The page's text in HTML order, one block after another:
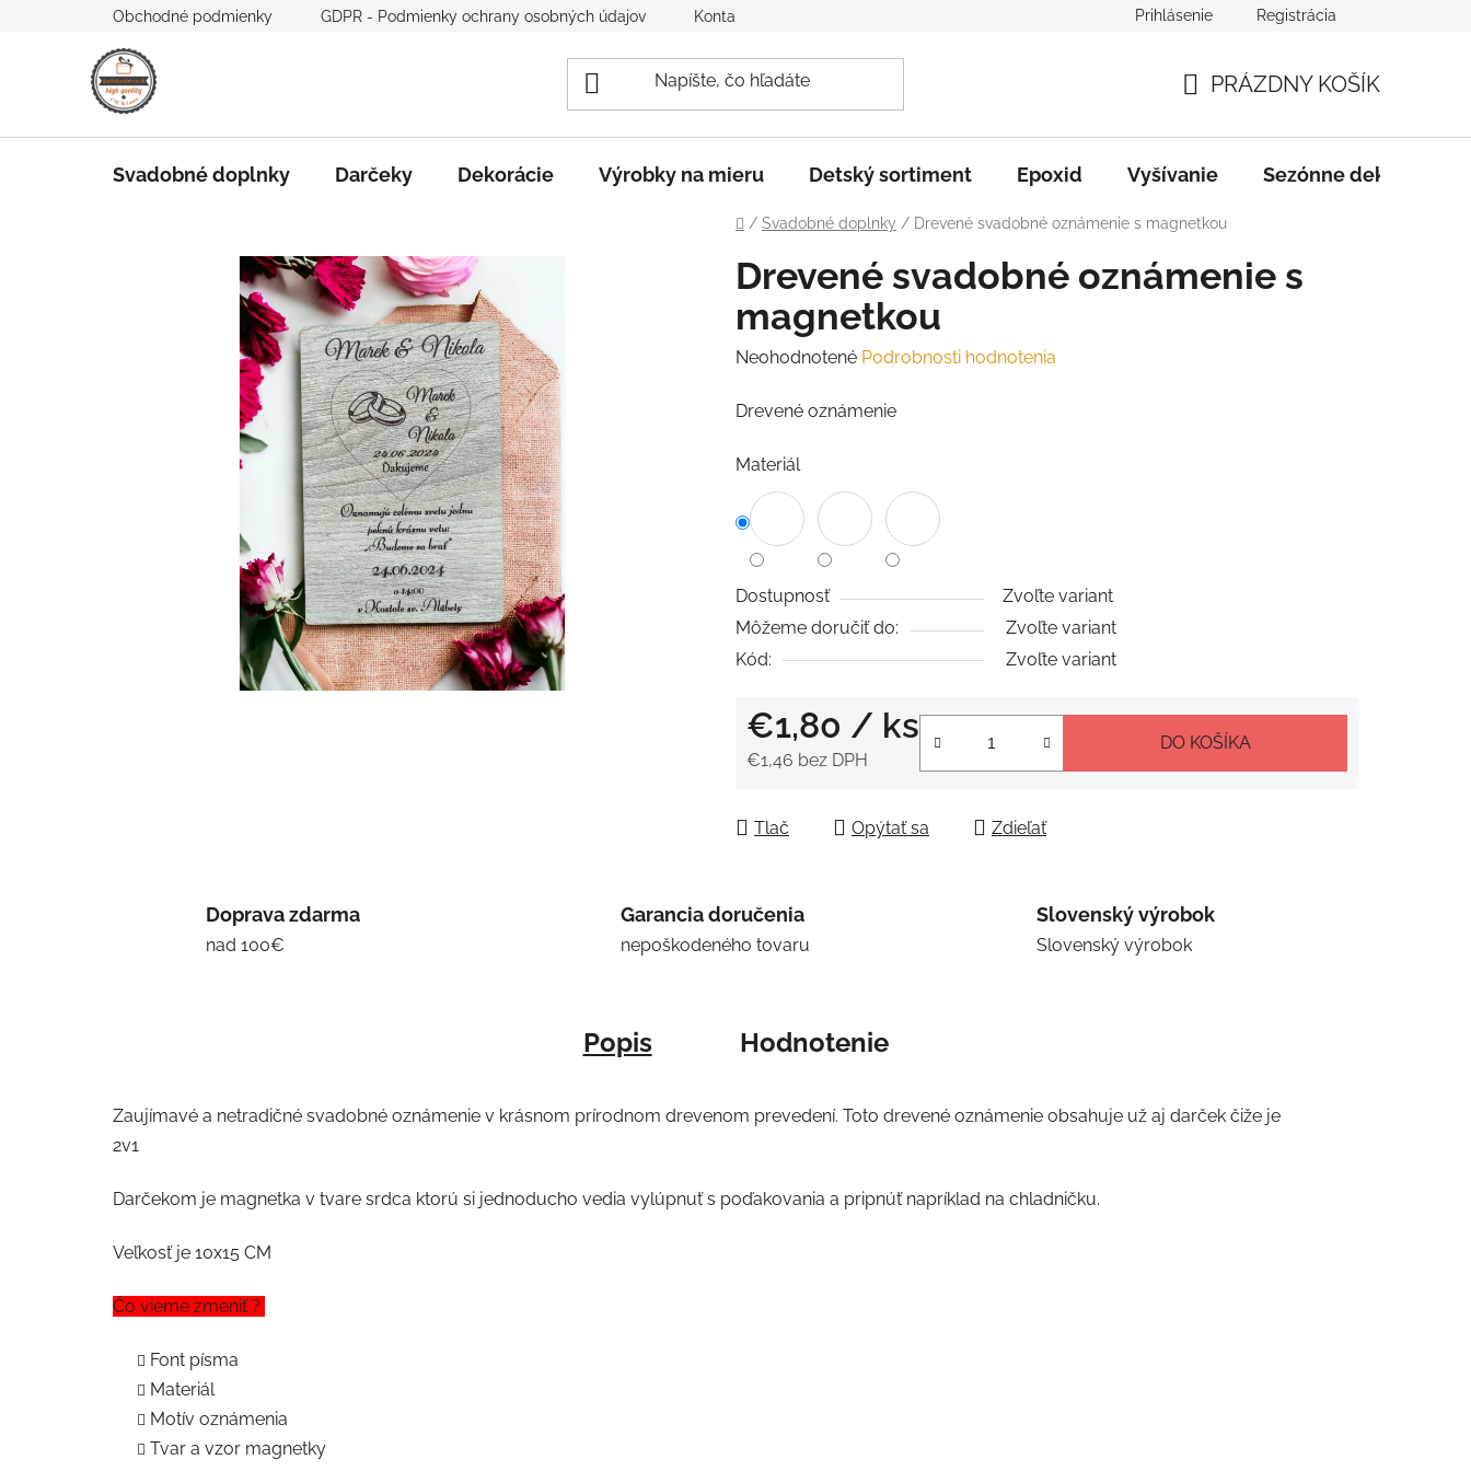
Obchodné podmienky GDPR - Podmienky ochrany osobných údajov Kontakt B2B Spolupráca
Prihlásenie Registrácia
KOŠÍK
PRÁZDNY KOŠÍK
Svadobné doplnky Darčeky Dekorácie Výrobky na mieru Detský sortiment Epoxid Vyšívanie Sezónne dekorácie
Domov
/ Svadobné doplnky / Drevené svadobné oznámenie s magnetkou
Drevené svadobné oznámenie s
magnetkou
Priemerné
produktu
0,0
5
hviezdičiek.
Neohodnotené Podrobnosti hodnotenia
Drevené oznámenie
Materiál
Dostupnosť
Zvoľte variant
Môžeme doručiť do:
Zvoľte variant
Kód:
Zvoľte variant
€1,80 / ks
€1,46 bez DPH
DO KOŠÍKA
Tlač Opýtať sa Zdieľať
Doprava zdarma
nad 100€
Garancia doručenia
nepoškodeného tovaru
Slovenský výrobok
Slovenský výrobok
Popis Hodnotenie
Zaujímavé a netradičné svadobné oznámenie v krásnom prírodnom drevenom prevedení. Toto drevené oznámenie obsahuje už aj darček čiže je
2v1
Darčekom je magnetka v tvare srdca ktorú si jednoducho vedia vylúpnuť s poďakovania a pripnúť napríklad na chladničku.
Veľkosť je 10x15 CM
Čo vieme zmeniť ?
Font písma
Materiál
Motív oznámenia
Tvar a vzor magnetky